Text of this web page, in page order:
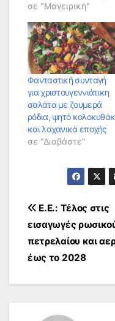
σε "Μαγειρική"
Φανταστική συνταγή
για χριστουγεννιάτικη
σαλάτα με ζουμερά
ρόδια, ψητό
και λαχανικά εποχής
σε "Διαβάστε"
Πλοήγηση
άρθρων
Ε.Ε.: Τέλος στις
εισαγωγές
πετρελαίου και
έως το 2028